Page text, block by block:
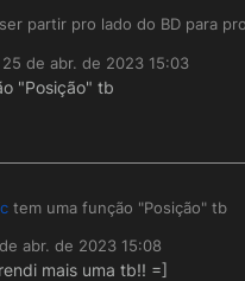
partir pro lado do BD para
"Proximo Registro" e criar
registro que deseja e dai
25 de abr. de 2023 15:03
"Posição" tb
tem uma função "Posição" tb
abr. de 2023 15:08
mais uma tb!! =]